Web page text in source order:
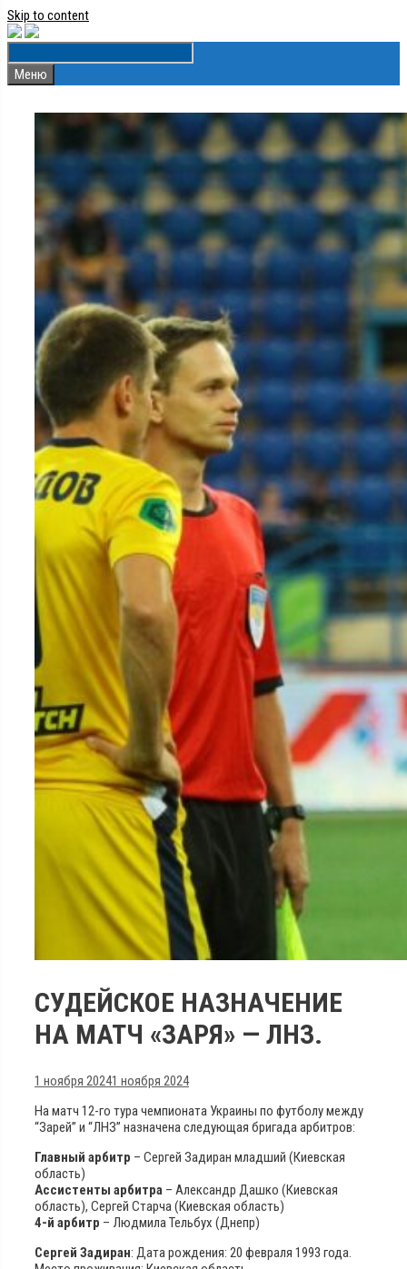
Skip to content
Меню
СУДЕЙСКОЕ НАЗНАЧЕНИЕ
НА МАТЧ «ЗАРЯ» — ЛНЗ.
1 ноября 20241 ноября 2024
На матч 12-го тура чемпионата Украины по футболу между
“Зарей” и “ЛНЗ” назначена следующая бригада арбитров:
Главный арбитр – Сергей Задиран младший (Киевская
область)
Ассистенты арбитра – Александр Дашко (Киевская
область), Сергей Старча (Киевская область)
4-й арбитр – Людмила Тельбух (Днепр)
Сергей Задиран: Дата рождения: 20 февраля 1993 года.